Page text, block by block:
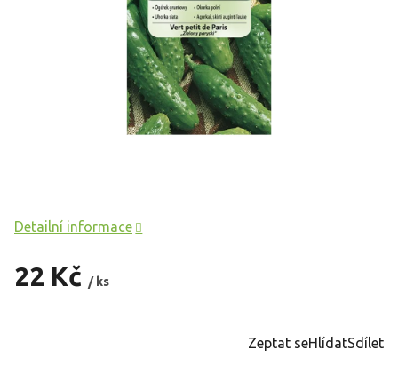
22 Kč / ks
Detailní informace
Zeptat seHlídatSdílet